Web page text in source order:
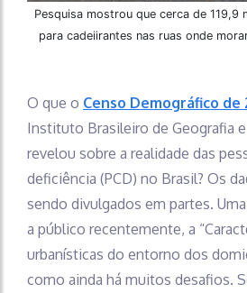
Pesquisa mostrou que cerca de 119,9
para cadeiirantes nas ruas onde
O que o Censo Demográfico de
Instituto Brasileiro de Geografia
revelou sobre a realidade das
deficiência (PCD) no Brasil? Os
sendo divulgados em partes.
a público recentemente, a
urbanísticas do entorno dos
como ainda há muitos desafios.